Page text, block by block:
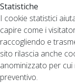
Statistiche
I cookie statistici
capire come i
raccogliendo e
sito rilascia anche
anominizzato per
preventivo.